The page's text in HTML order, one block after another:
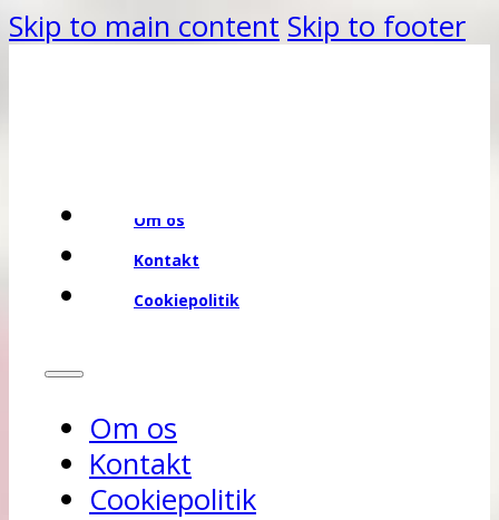
Skip to main content Skip to footer
Om os
Kontakt
Cookiepolitik
Om os
Kontakt
Cookiepolitik